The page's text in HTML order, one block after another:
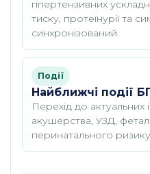
гіпертензивних
тиску, протеїнурії та
синхронізований.
Події
Найближчі події
Перехід до актуальних
акушерства, УЗД,
перинатального ризику